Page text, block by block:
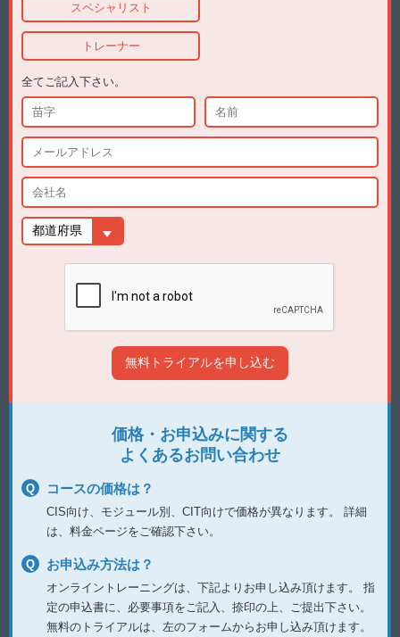
スペシャリスト
トレーナー
全てご記入下さい。
価格・お申込みに関する
よくあるお問い合わせ
コースの価格は？
CIS向け、モジュール別、CIT向けで価格が異なります。
詳細
は、料金ページをご確認下さい。
お申込み方法は？
オンライントレーニングは、下記よりお申し込み頂けます。
指
定の申込書に、必要事項をご記入、捺印の上、ご提出下さい。
無料のトライアルは、左のフォームからお申し込み頂けます。